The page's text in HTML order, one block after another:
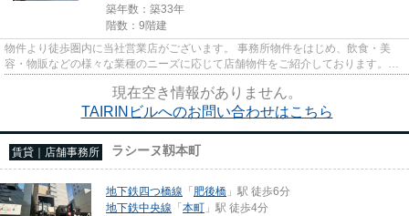
築年数：築33年
階数：9階建
物件より徒歩圏内に当社営業店がございます。 事務所物件をはじめ、飲食・美
容・物販などの様々な業種のニーズに応じて店舗物件をご紹介しております。
尚、弊社ではおとり広告は一切...
現在空き情報がありません。
TAIRINビルへのお問い合わせはこちら
賃貸｜店舗事務所 ラシーヌ靱本町
地下鉄四つ橋線 「肥後橋 」駅 徒歩6分
地下鉄中央線 「本町 」駅 徒歩4分